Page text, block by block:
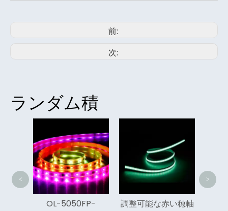
前:
次:
ランダム積
OL-5050FP-
調整可能な赤い穂軸
< >